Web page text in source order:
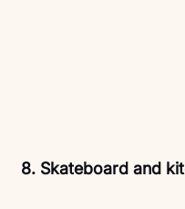
8. Skateboard and